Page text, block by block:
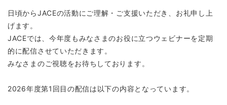
日頃からJACEの活動にご理解・ご支援いただき、お礼申し上
げます。
JACEでは、今年度もみなさまのお役に立つウェビナーを定期
的に配信させていただきます。
みなさまのご視聴をお待ちしております。
2026年度第1回目の配信は以下の内容となっています。